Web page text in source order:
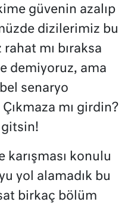
güvenin azalıp
dizilerimiz bu
mı bıraksa
demiyoruz, ama
senaryo
mı girdin?
gitsin!
karışması konulu
yol alamadık bu
birkaç bölüm